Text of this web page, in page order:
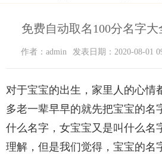
免费自动取名100分名字大
作者：admin 发表日期：2020-08-01
对于宝宝的出生，家里人的心情
多老一辈早早的就先把宝宝的名
什么名字，女宝宝又是叫什么名
理解，但是我们觉得，宝宝的名